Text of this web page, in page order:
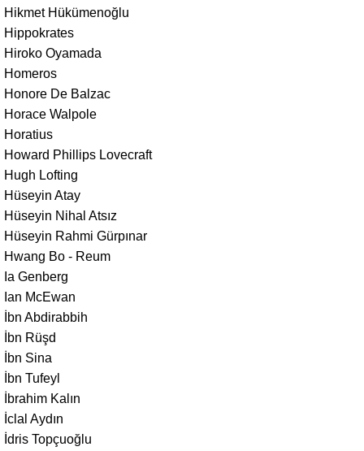
Hikmet Hükümenoğlu
Hippokrates
Hiroko Oyamada
Homeros
Honore De Balzac
Horace Walpole
Horatius
Howard Phillips Lovecraft
Hugh Lofting
Hüseyin Atay
Hüseyin Nihal Atsız
Hüseyin Rahmi Gürpınar
Hwang Bo - Reum
Ia Genberg
Ian McEwan
İbn Abdirabbih
İbn Rüşd
İbn Sina
İbn Tufeyl
İbrahim Kalın
İclal Aydın
İdris Topçuoğlu